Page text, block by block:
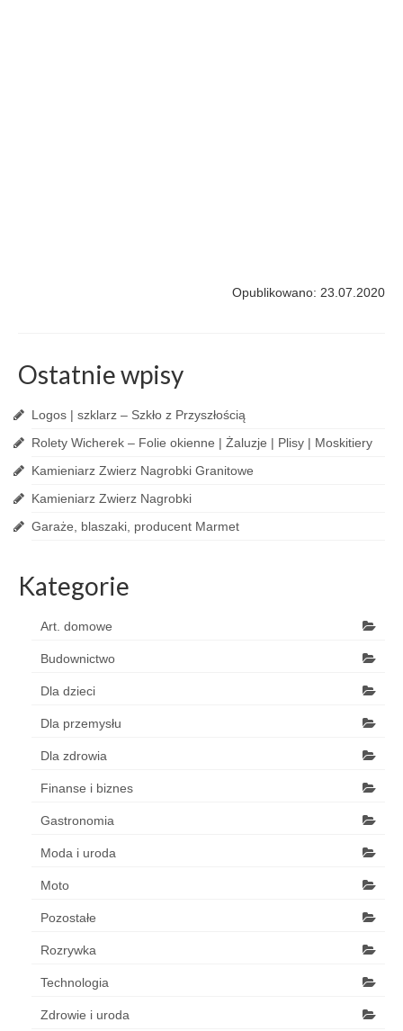
Opublikowano: 23.07.2020
Ostatnie wpisy
Logos | szklarz – Szkło z Przyszłością
Rolety Wicherek – Folie okienne | Żaluzje | Plisy | Moskitiery
Kamieniarz Zwierz Nagrobki Granitowe
Kamieniarz Zwierz Nagrobki
Garaże, blaszaki, producent Marmet
Kategorie
Art. domowe
Budownictwo
Dla dzieci
Dla przemysłu
Dla zdrowia
Finanse i biznes
Gastronomia
Moda i uroda
Moto
Pozostałe
Rozrywka
Technologia
Zdrowie i uroda